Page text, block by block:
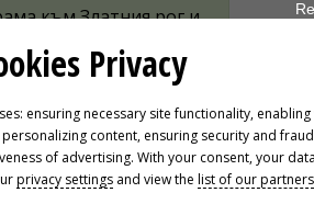
към Златния рог и
Неповторимо
Януари 2026 г.
Privacy
ensuring necessary site functionality, enabling
content, ensuring security and
of advertising. With your consent, your
privacy settings and view the list of our partners